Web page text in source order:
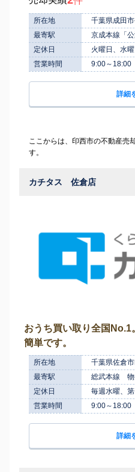
所在地
千葉県成田
最寄駅
京成本線「
定休日
火曜日、水曜
営業時間
9:00～18:00
詳細
ここからは、印西市の不動産売
す。
カチタス 佐倉店
おうち買い取り全国
簡単です。
所在地
千葉県佐倉
最寄駅
総武本線 物
定休日
毎週水曜、
営業時間
9:00～18:00
詳細